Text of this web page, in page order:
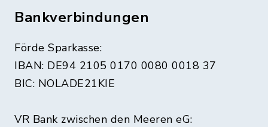
Bankverbindungen
Förde Sparkasse:
IBAN: DE94 2105 0170 0080 0018 37
BIC: NOLADE21KIE
VR Bank zwischen den Meeren eG: